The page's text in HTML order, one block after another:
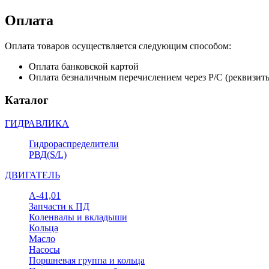
Оплата
Оплата товаров осуществляется следующим способом:
Оплата банковской картой
Оплата безналичным перечислением через Р/С
Каталог
ГИДРАВЛИКА
Гидрораспределители
РВД(S/L)
ДВИГАТЕЛЬ
А-41,01
Запчасти к ПД
Коленвалы и вкладыши
Кольца
Масло
Насосы
Поршневая группа и кольца